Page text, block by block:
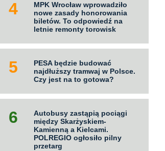
ZTP Kraków zmienia rozkłady
ofertę KMK z 2025 rokiem
PASAŻER za darmo 20.07.2026
MPK Wrocław wprowadziło
nowe zasady honorowania
biletów. To odpowiedź na
letnie remonty torowisk
PESA będzie budować
najdłuższy tramwaj w Polsce.
Czy jest na to gotowa?
Autobusy zastąpią pociągi
między Skarżyskiem-
Kamienną a Kielcami.
POLREGIO ogłosiło pilny
przetarg